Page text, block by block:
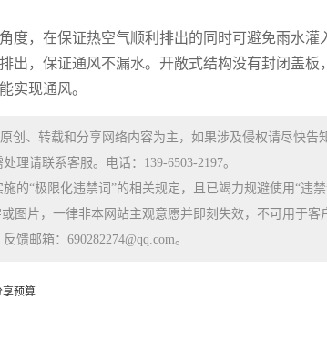
度，在保证热空气顺利排出的同时可避免雨水灌
出，保证通风不漏水。开敞式结构没有封闭盖板
实现通风。
创、转载和分享网络内容为主，如果涉及侵权请尽快告
理请联系客服。电话：139-6503-2197。
的“极限化违禁词”的相关规定，且已竭力规避使用“违
图片，一律非本网站主观意愿并即刻失效，不可用于客
邮箱：690282274@qq.com。
享预算